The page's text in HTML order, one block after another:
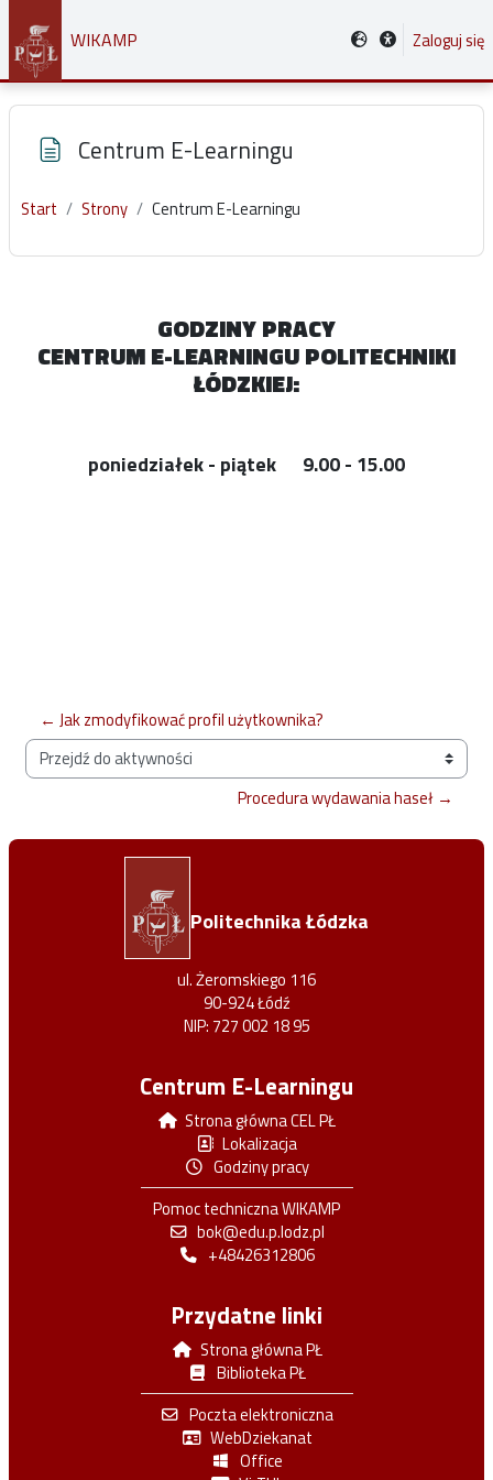
Przejdź do głównej zawartości
WIKAMP Zaloguj się
Centrum E-Learningu
Start Strony Centrum E-Learningu
GODZINY PRACY
CENTRUM E-LEARNINGU POLITECHNIKI
ŁÓDZKIEJ:
poniedziałek - piątek 9.00 - 15.00
← Jak zmodyfikować profil użytkownika?
Przejdź do aktywności
Procedura wydawania haseł →
Politechnika Łódzka
ul. Żeromskiego 116
90-924 Łódź
NIP: 727 002 18 95
Centrum E-Learningu
Strona główna CEL PŁ
Lokalizacja
Godziny pracy
Pomoc techniczna WIKAMP
bok@edu.p.lodz.pl
+48426312806
Przydatne linki
Strona główna PŁ
Biblioteka PŁ
Poczta elektroniczna
WebDziekanat
Office